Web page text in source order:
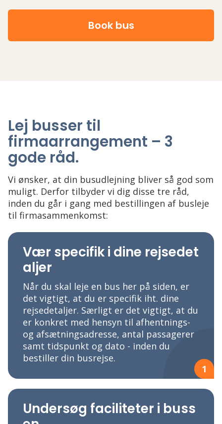
Book bus
Lej busser til
firmaarrangement – 3
gode råd.
Vi ønsker, at din busudlejning bliver så god som
muligt. Derfor tilbyder vi dig disse tre råd,
inden du går i gang med bestillingen af busleje
til firmasammenkomst:
Vær specifik i dine rejsedet
aljer
Når du skal leje en bus her på siden, er
det vigtigt, at du er specifik iht. dine
rejsedetaljer. Særligt er det vigtigt, at du
er konkret med hensyn til afhentnings-
og afsætningsadresse, antal passagerer
samt tidspunkt og dato - inden du
bestiller din busrejse.
1
Undersøg faciliteter i buss